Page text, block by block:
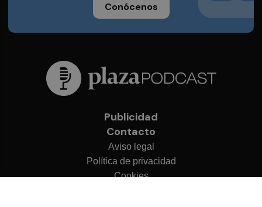
Conócenos
Publicidad
Contacto
Aviso legal
Política de privacidad
Cookies